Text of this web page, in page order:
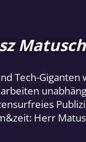
Tech-
Herr